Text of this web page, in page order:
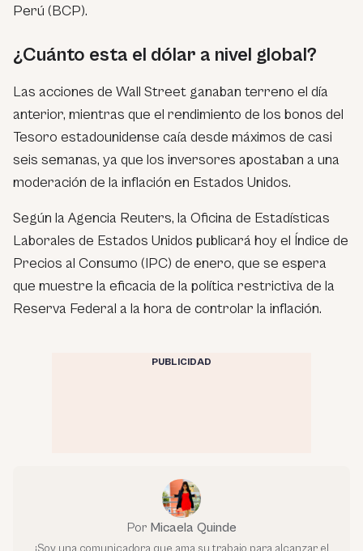
Perú (BCP).
¿Cuánto esta el dólar a nivel global?
Las acciones de Wall Street ganaban terreno el día
anterior, mientras que el rendimiento de los bonos del
Tesoro estadounidense caía desde máximos de casi
seis semanas, ya que los inversores apostaban a una
moderación de la inflación en Estados Unidos.
Según la Agencia Reuters, la Oficina de Estadísticas
Laborales de Estados Unidos publicará hoy el Índice de
Precios al Consumo (IPC) de enero, que se espera
que muestre la eficacia de la política restrictiva de la
Reserva Federal a la hora de controlar la inflación.
PUBLICIDAD
Por Micaela Quinde